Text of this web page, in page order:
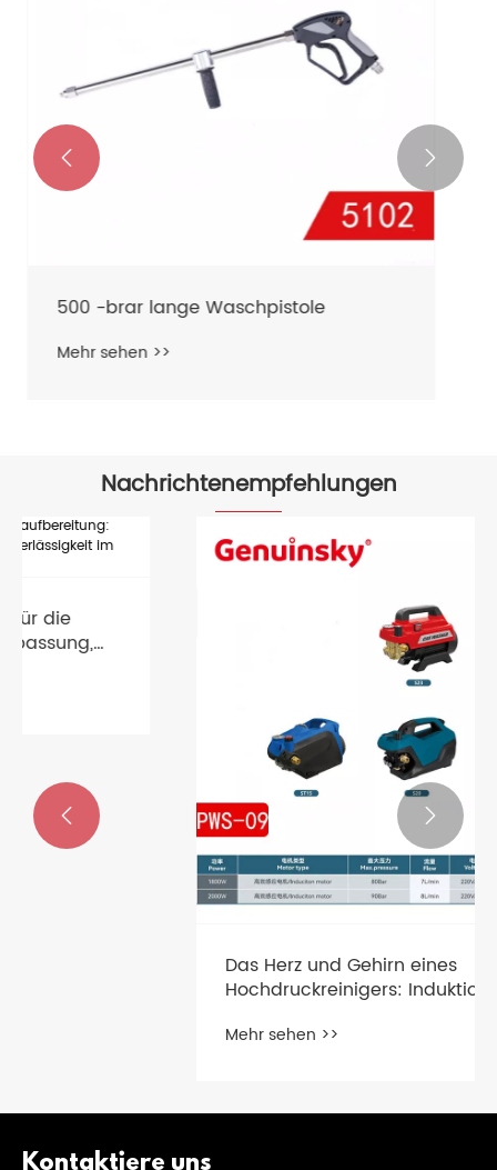
 
Nachrichtenempfehlungen
Das Herz und Gehirn eines
Hochdruckreinigers: Induktionsmotor
 
Kontaktiere uns